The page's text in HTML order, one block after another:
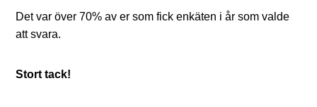
Det var över 70% av er som fick enkäten i år som valde
att svara.
Stort tack!